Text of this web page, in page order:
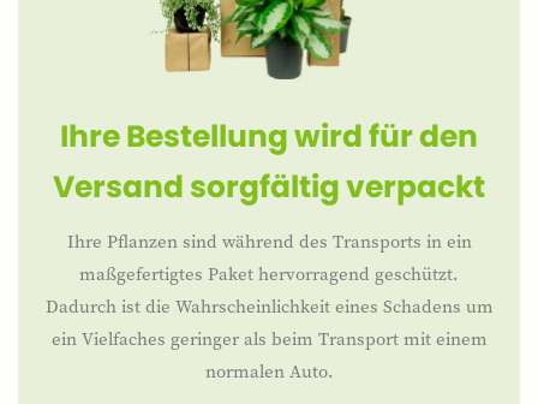
Ihre Bestellung wird für den
Versand sorgfältig verpackt
Ihre Pflanzen sind während des Transports in ein
maßgefertigtes Paket hervorragend geschützt.
Dadurch ist die Wahrscheinlichkeit eines Schadens um
ein Vielfaches geringer als beim Transport mit einem
normalen Auto.